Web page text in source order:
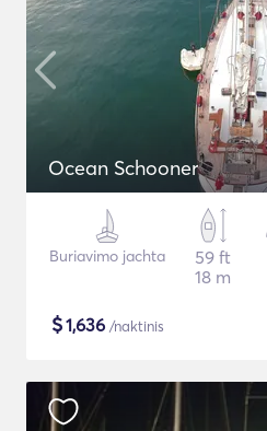
Ocean Schooner
Buriavimo jachta
59 ft
18 m
$1,636 /naktinis